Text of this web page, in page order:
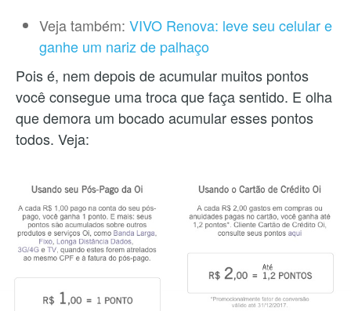
Veja também: VIVO Renova: leve seu celular e
ganhe um nariz de palhaço
Pois é, nem depois de acumular muitos pontos
você consegue uma troca que faça sentido. E olha
que demora um bocado acumular esses pontos
todos. Veja: